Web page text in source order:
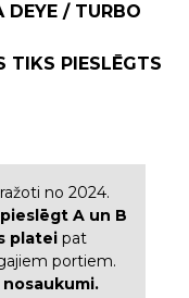
DEYE / TURBO
TIKS PIESLĒGTS
no 2024.
A un B
platei pat
portiem.